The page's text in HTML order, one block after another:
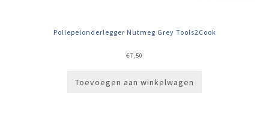
Pollepelonderlegger Nutmeg Grey Tools2Cook
€7,50
Toevoegen aan winkelwagen